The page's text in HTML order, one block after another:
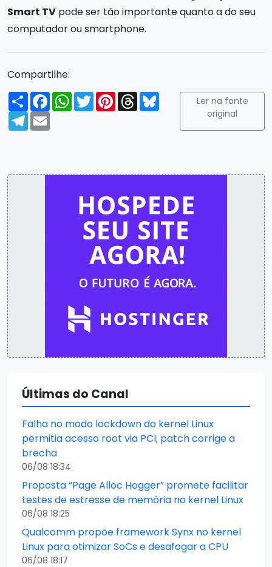
Smart TV pode ser tão importante quanto a do seu
computador ou smartphone.
Compartilhe:
Compartilhar
FacebookWhatsApp
TwitterPinterest
ThreadsBluesky
Telegram
Email
Ler na fonte
original
Últimas do Canal
Falha no modo lockdown do kernel Linux
permitia acesso root via PCI; patch corrige a
brecha
06/08 18:34
Proposta “Page Alloc Hogger” promete facilitar
testes de estresse de memória no kernel Linux
06/08 18:25
Qualcomm propõe framework Synx no kernel
Linux para otimizar SoCs e desafogar a CPU
06/08 18:17